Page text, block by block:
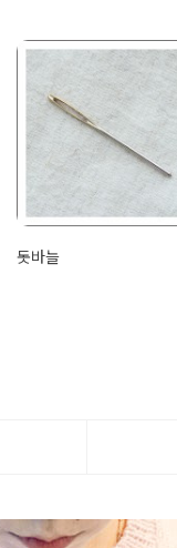
돗바늘